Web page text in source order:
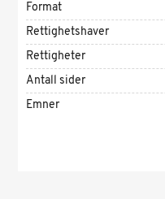
Format
Rettighetshaver
Rettigheter
Antall sider
Emner